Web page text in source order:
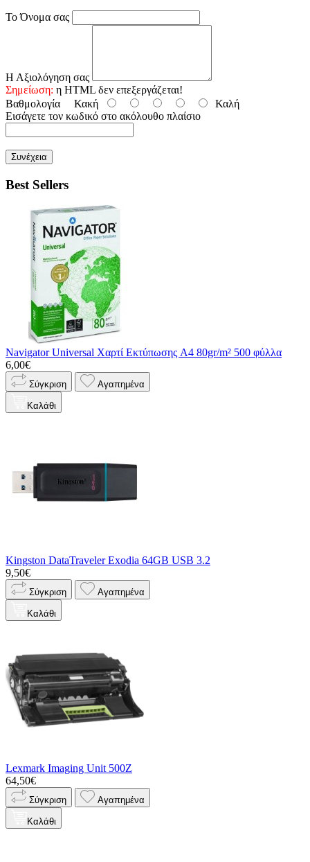
Το Όνομα σας
Η Αξιολόγηση σας
Σημείωση: η HTML δεν επεξεργάζεται!
Βαθμολογία Κακή
Καλή
Εισάγετε τον κωδικό στο ακόλουθο πλαίσιο
Συνέχεια
Best Sellers
Navigator Universal Χαρτί Εκτύπωσης A4 80gr/m² 500 φύλλα
6,00€
Σύγκριση Αγαπημένα
Καλάθι
Kingston DataTraveler Exodia 64GB USB 3.2
9,50€
Σύγκριση Αγαπημένα
Καλάθι
Lexmark Imaging Unit 500Z
64,50€
Σύγκριση Αγαπημένα
Καλάθι